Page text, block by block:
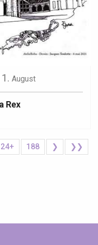
August
Rex
188 ❯ ❯❯